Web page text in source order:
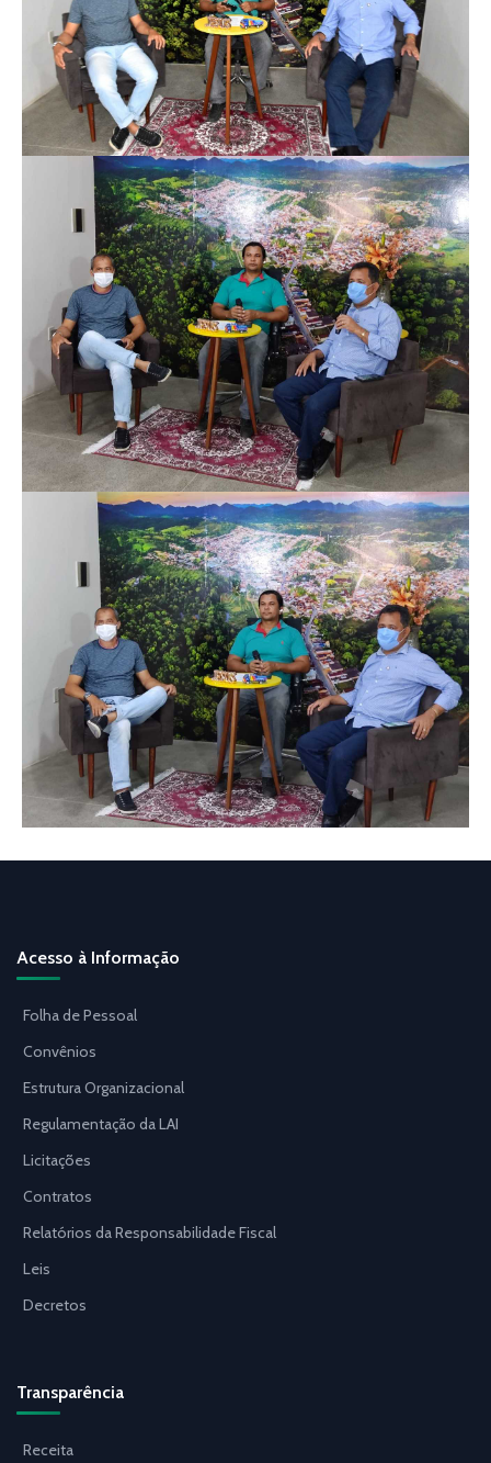
Acesso à Informação
Folha de Pessoal
Convênios
Estrutura Organizacional
Regulamentação da LAI
Licitações
Contratos
Relatórios da Responsabilidade Fiscal
Leis
Decretos
Transparência
Receita